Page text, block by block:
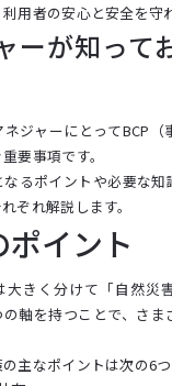
用者の安心と安全を守
ーが知って
ジャーにとってBCP
要事項です。
るポイントや必要な
ぞれ解説します。
ポイント
大きく分けて「自然災
軸を持つことで、さ
主なポイントは次の6つ